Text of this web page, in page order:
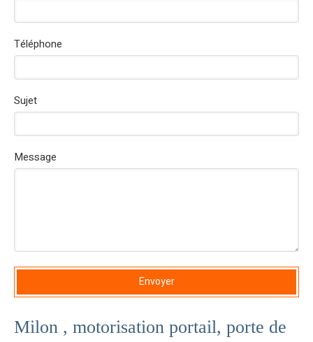
Téléphone
Sujet
Message
Envoyer
Milon , motorisation portail, porte de